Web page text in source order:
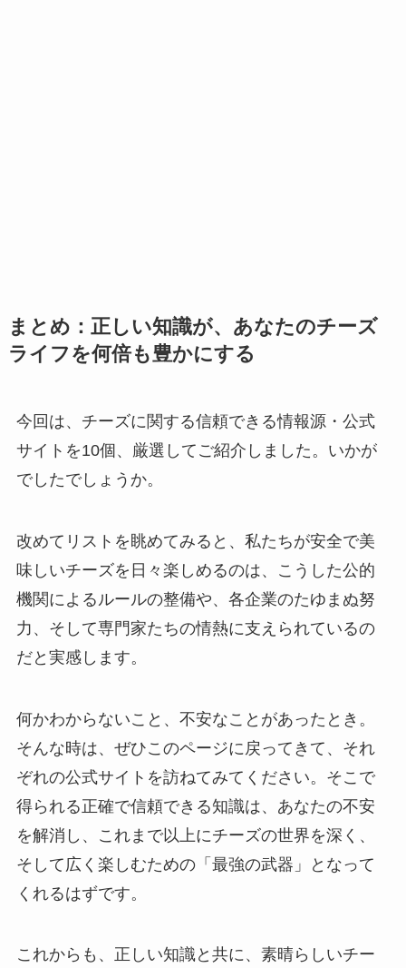
まとめ：正しい知識が、あなたのチーズ
ライフを何倍も豊かにする
今回は、チーズに関する信頼できる情報源・公式
サイトを10個、厳選してご紹介しました。いかが
でしたでしょうか。
改めてリストを眺めてみると、私たちが安全で美
味しいチーズを日々楽しめるのは、こうした公的
機関によるルールの整備や、各企業のたゆまぬ努
力、そして専門家たちの情熱に支えられているの
だと実感します。
何かわからないこと、不安なことがあったとき。
そんな時は、ぜひこのページに戻ってきて、それ
ぞれの公式サイトを訪ねてみてください。そこで
得られる正確で信頼できる知識は、あなたの不安
を解消し、これまで以上にチーズの世界を深く、
そして広く楽しむための「最強の武器」となって
くれるはずです。
これからも、正しい知識と共に、素晴らしいチー